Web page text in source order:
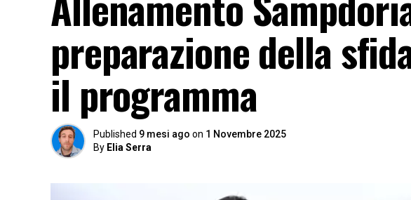
preparazione della
il programma
Published 9 mesi ago on 1 Novembre 2025
By Elia Serra